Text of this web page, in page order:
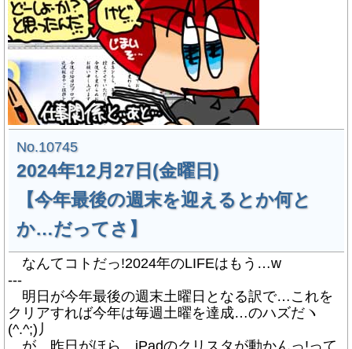
No.10745
2024年12月27日(金曜日)
【今年最後の週末を迎えるとか何と
か…だってさ】
なんてコトだっ!2024年のLIFEはもう…w
---
明日が今年最後の週末土曜日となる訳で…これを
クリアすれば今年は毎週土曜を達成…のハズだヽ
(^.^;)丿